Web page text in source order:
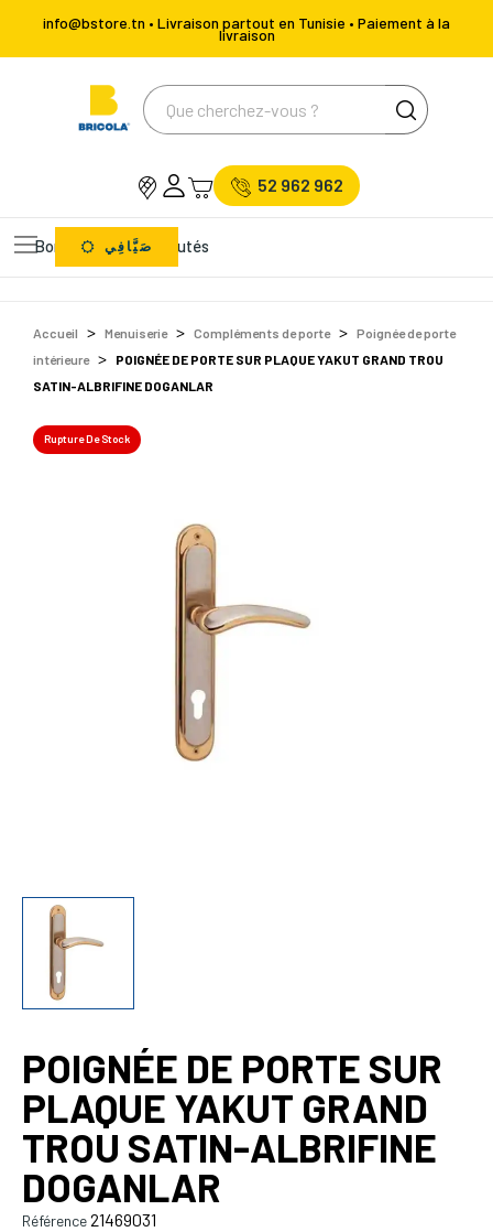
info@bstore.tn • Livraison partout en Tunisie • Paiement à la
livraison
52 962 962
Bons Plans Nouveautés
صَيَّافِي
Accueil Menuiserie Compléments de porte
Poignée de porte
intérieure
POIGNÉE DE PORTE SUR PLAQUE YAKUT GRAND TROU
SATIN-ALBRIFINE DOGANLAR
Rupture De Stock
POIGNÉE DE PORTE SUR
PLAQUE YAKUT GRAND
TROU SATIN-ALBRIFINE
DOGANLAR
Référence21469031